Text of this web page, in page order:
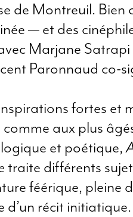
de Montreuil. Bien
­— et des
Marjane
Paronnaud co-
fortes et
comme aux plus
et poétique,
traite différents
féérique, pleine
récit initiatique.